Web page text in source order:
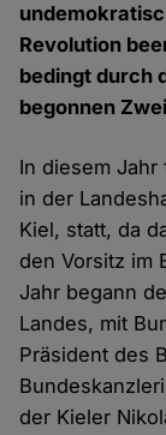
Revolution
bedingt durch
begonnen
In diesem
in der
Kiel, statt, da
den Vorsitz im
Jahr begann
Landes, mit
Präsident des
der Kieler